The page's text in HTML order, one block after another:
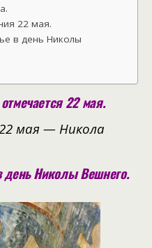
22 мая.
в день Николы
22 мая.
мая — Никола
Николы Вешнего.